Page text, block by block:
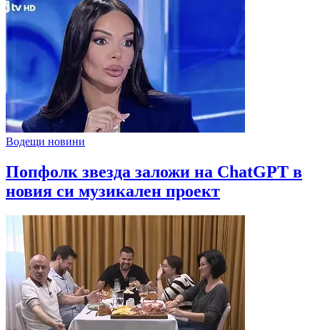
Водещи новини
Попфолк звезда заложи на ChatGPT в
новия си музикален проект